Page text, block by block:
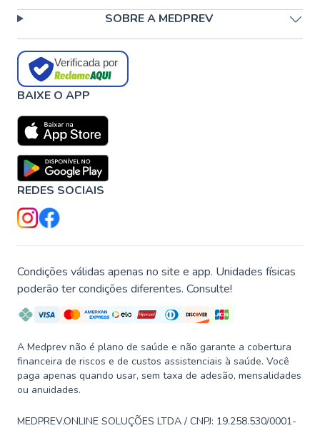
SOBRE A MEDPREV
Verificada por
BAIXE O APP
REDES SOCIAIS
Condições válidas apenas no site e app. Unidades físicas
poderão ter condições diferentes. Consulte!
A Medprev não é plano de saúde e não garante a cobertura
financeira de riscos e de custos assistenciais à saúde. Você
paga apenas quando usar, sem taxa de adesão, mensalidades
ou anuidades.
MEDPREV.ONLINE SOLUÇÕES LTDA / CNPJ: 19.258.530/0001-